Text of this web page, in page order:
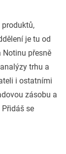
produktů,
je tu od
Notinu přesně
trhu a
i ostatními
zásobu a
se